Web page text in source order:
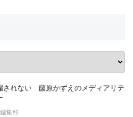
されない 藤原かずえのメディアリテ
集部